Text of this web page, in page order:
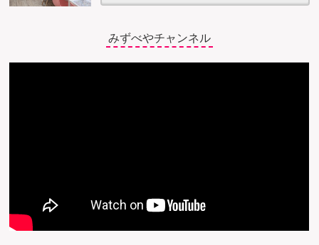
みずべやチャンネル